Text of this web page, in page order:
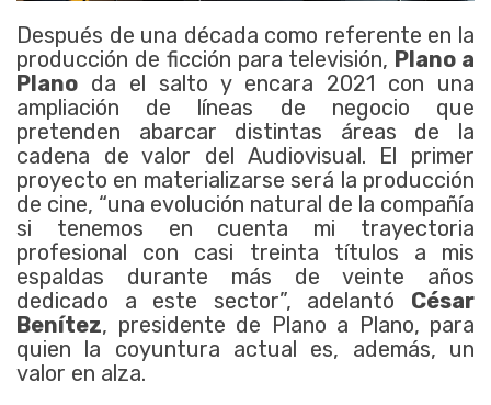
Después de una década como referente en la
producción de ficción para televisión, Plano a
Plano da el salto y encara 2021 con una
ampliación de líneas de negocio que
pretenden abarcar distintas áreas de la
cadena de valor del Audiovisual. El primer
proyecto en materializarse será la producción
de cine, “una evolución natural de la compañía
si tenemos en cuenta mi trayectoria
profesional con casi treinta títulos a mis
espaldas durante más de veinte años
dedicado a este sector”, adelantó César
Benítez, presidente de Plano a Plano, para
quien la coyuntura actual es, además, un
valor en alza.